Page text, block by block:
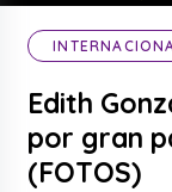
Edith
por gran
(FOTOS)